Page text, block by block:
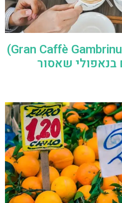
גמברינוס נאפולי (Gran Caffè Gambrinus)
שאסור